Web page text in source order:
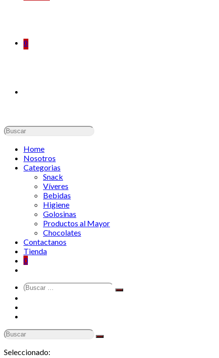
0
Buscar:
Home
Nosotros
Categorias
Snack
Víveres
Bebidas
Higiene
Golosinas
Productos al Mayor
Chocolates
Contactanos
Tienda
0
Buscar
Search
Seleccionado: